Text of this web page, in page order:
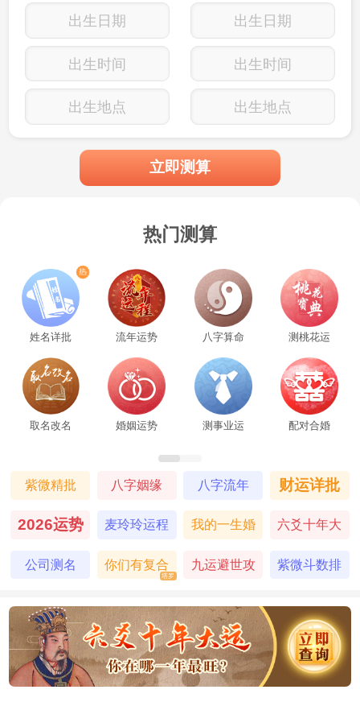
出生日期
出生时间
出生地点
出生日期
出生时间
出生地点
立即测算
热门测算
姓名详批 流年运势 八字算命 测桃花运
取名改名 婚姻运势 测事业运 配对合婚
紫微精批 八字姻缘 八字流年 财运详批
2026运势 麦玲玲运程 我的一生婚 六爻十年大
公司测名
你们有复合
塔罗
九运避世攻 紫微斗数排